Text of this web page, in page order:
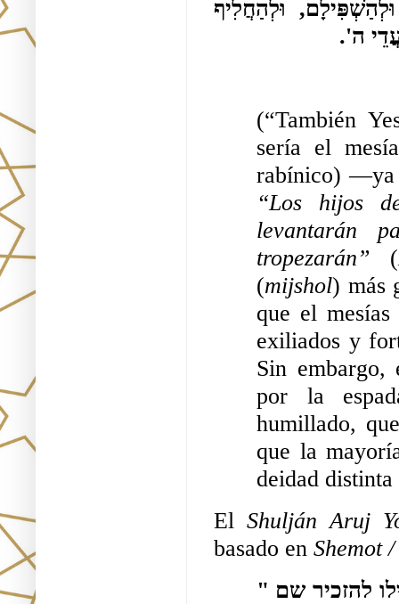
ה'.
(“También
sería el
rabínico) —ya
“Los hijos
levantarán
tropezarán” (
(mijshol) más
que el
exiliados y
Sin embargo,
por la
humillado,
que la
deidad
El Shulján Aruj
basado en Shemot
"ושם אלהים אחרים לא תזכירו... ובכלל לאו זה אפילו להזכיר שם